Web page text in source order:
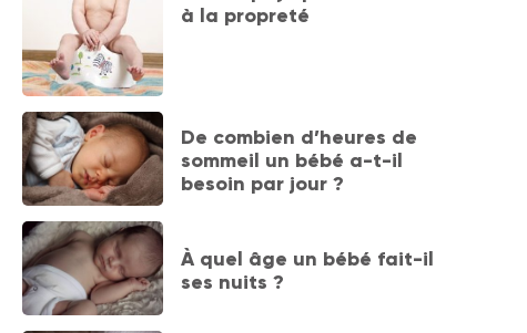
à la propreté
De combien d’heures de
sommeil un bébé a-t-il
besoin par jour ?
À quel âge un bébé fait-il
ses nuits ?